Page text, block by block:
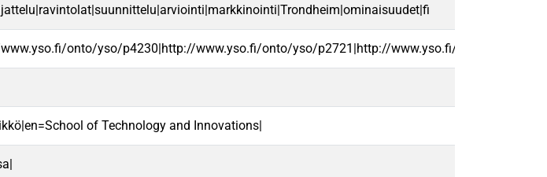
onto/yso/p4230|http://www.yso.fi/onto/yso/p2721|http://www.yso.fi/onto/yso/
of Technology and Innovations|